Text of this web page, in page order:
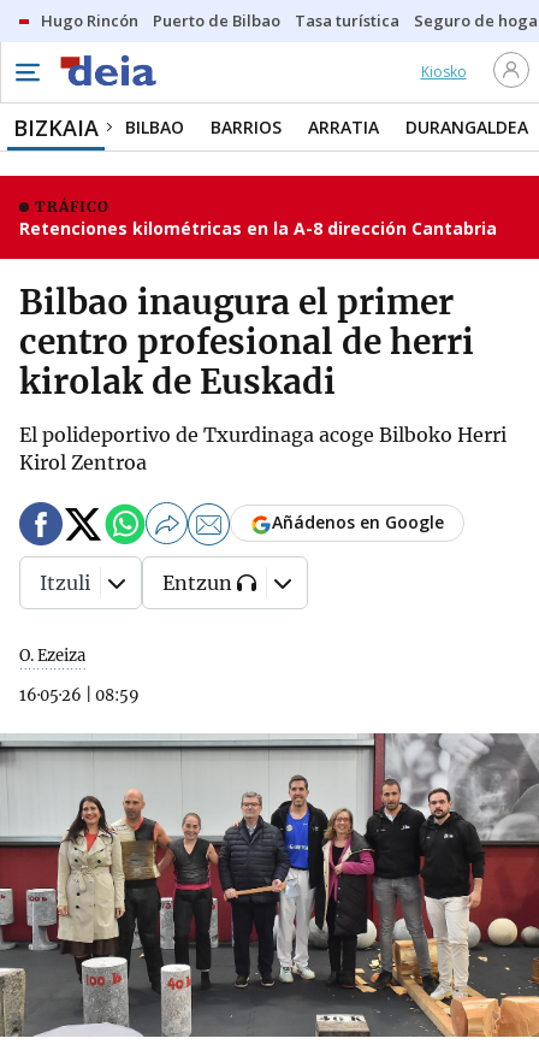
Hugo Rincón Puerto de Bilbao Tasa turística Seguro de
Kiosko
BIZKAIA BILBAO BARRIOS ARRATIA DURANGALDEA
TRÁFICO
Retenciones kilométricas en la A-8 dirección Cantabria
Bilbao inaugura el primer
centro profesional de herri
kirolak de Euskadi
El polideportivo de Txurdinaga acoge Bilboko Herri
Kirol Zentroa
O. Ezeiza
16·05·26
08:59
Añádenos en Google
Itzuli Entzun